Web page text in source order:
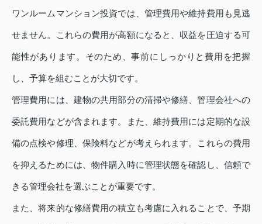
ワンルームマンション投資では、管理費用や維持費用も見逃
せません。これらの費用が高額になると、収益を圧迫する可
能性があります。そのため、事前にしっかりと費用を把握
し、予算を組むことが大切です。
管理費用には、建物の共用部分の清掃や修繕、管理会社への
委託費用などが含まれます。また、維持費用には定期的な設
備の点検や修理、保険料などが考えられます。これらの費用
を抑えるためには、物件購入時に管理状態を確認し、信頼で
きる管理会社を選ぶことが重要です。
また、将来的な修繕費用の積立も考慮に入れることで、予期